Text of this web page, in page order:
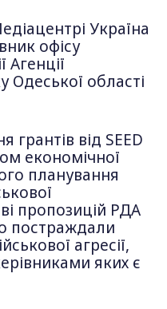
Україна
офісу
Агенції
Одеської області
грантів від SEED
економічної
планування
пропозицій РДА
постраждали
агресії,
яких є